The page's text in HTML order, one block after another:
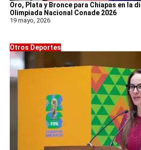
Oro, Plata y Bronce para Chiapas en la
Olimpiada Nacional Conade 2026
19 mayo, 2026
Otros Deportes